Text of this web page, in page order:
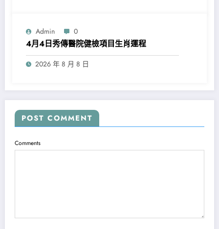
Admin 0
4月4日秀傳醫院健檢項目生肖運程
2026 年 8 月 8 日
POST COMMENT
Comments